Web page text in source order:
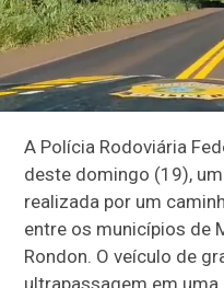
A Polícia Rodoviária
deste domingo (19),
realizada por um
entre os municípios de
Rondon. O veículo de